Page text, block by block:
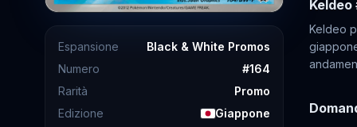
Espansione
Black & White Promos
Numero
#164
Rarità
Promo
Edizione
Giappone
Keldeo
Keldeo